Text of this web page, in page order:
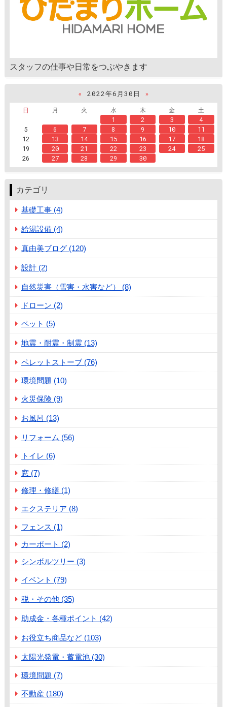
スタッフの仕事や日常をつぶやきます
« 2022年6月30日
»
日
月 火 水 木 金
土
1
2 3
4
5
6 7 8 9 10
11
12
13 14 15 16 17
18
19
20 21 22 23 24
25
26
27 28 29 30
カテゴリ
基礎工事 (4)
給湯設備 (4)
真由美ブログ (120)
設計 (2)
自然災害（雪害・水害など） (8)
ドローン (2)
ペット (5)
地震・耐震・制震 (13)
ペレットストーブ (76)
環境問題 (10)
火災保険 (9)
お風呂 (13)
リフォーム (56)
トイレ (6)
窓 (7)
修理・修繕 (1)
エクステリア (8)
フェンス (1)
カーポート (2)
シンボルツリー (3)
イベント (79)
税・その他 (35)
助成金・各種ポイント (42)
お役立ち商品など (103)
太陽光発電・蓄電池 (30)
環境問題 (7)
不動産 (180)